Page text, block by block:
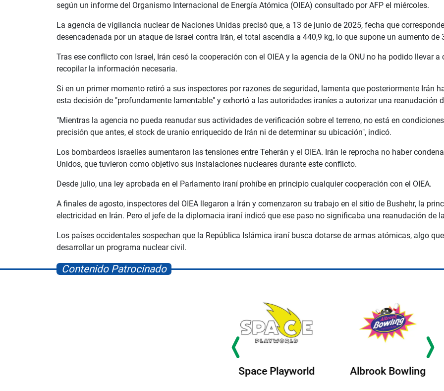
según un informe del Organismo Internacional de Energía Atómica (OIEA) consultado por AFP el miércoles.
La agencia de vigilancia nuclear de Naciones Unidas precisó que, a 13 de junio de 2025, fecha que
desencadenada por un ataque de Israel contra Irán, el total ascendía a 440,9 kg, lo que supone un aumento de
Tras ese conflicto con Israel, Irán cesó la cooperación con el OIEA y la agencia de la ONU no ha podido llevar
recopilar la información necesaria.
Si en un primer momento retiró a sus inspectores por razones de seguridad, lamenta que posteriormente Irán
esta decisión de "profundamente lamentable" y exhortó a las autoridades iraníes a autorizar una reanudación
"Mientras la agencia no pueda reanudar sus actividades de verificación sobre el terreno, no está en
precisión que antes, el stock de uranio enriquecido de Irán ni de determinar su ubicación", indicó.
Los bombardeos israelíes aumentaron las tensiones entre Teherán y el OIEA. Irán le reprocha no haber
Unidos, que tuvieron como objetivo sus instalaciones nucleares durante este conflicto.
Desde julio, una ley aprobada en el Parlamento iraní prohíbe en principio cualquier cooperación con el OIEA.
A finales de agosto, inspectores del OIEA llegaron a Irán y comenzaron su trabajo en el sitio de Bushehr, la
electricidad en Irán. Pero el jefe de la diplomacia iraní indicó que ese paso no significaba una reanudación de
Los países occidentales sospechan que la República Islámica iraní busca dotarse de armas atómicas, algo
desarrollar un programa nuclear civil.
Contenido Patrocinado
Albrook Bowling Space Playworld